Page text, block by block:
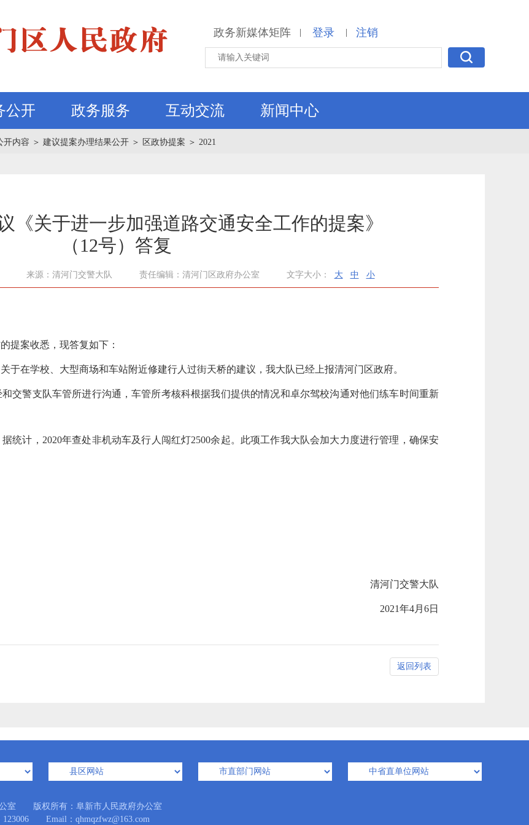
政务新媒体矩阵 | 登录 | 注销
公开 政务服务 互动交流 新闻中心
开内容 ＞ 建议提案办理结果公开 ＞ 区政协提案 ＞ 2021
《关于进一步加强道路交通安全工作的提案》
（12号）答复
来源：清河门交警大队 责任编辑：清河门区政府办公室 文字大小： 大 中 小
提案收悉，现答复如下：
于在学校、大型商场和车站附近修建行人过街天桥的建议，我大队已经上报清河门区政府。
交警支队车管所进行沟通，车管所考核科根据我们提供的情况和卓尔驾校沟通对他们练车时间重新
统计， 2020年查处非机动车及行人闯红灯2500余起。此项工作我大队会加大力度进行管理，确保安
清河门交警大队
2021年4月6日
返回列表
公室 版权所有：阜新市人民政府办公室
Email：qhmqzfwz@163.com